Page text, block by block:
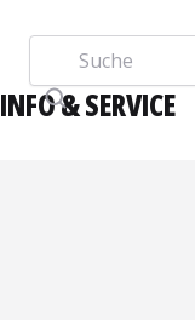
Suche
INFO & SERVICE